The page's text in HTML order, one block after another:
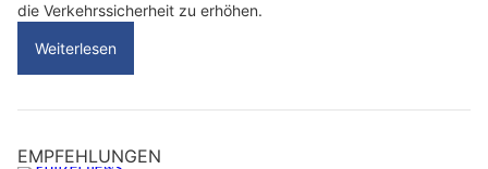
die Verkehrssicherheit zu erhöhen.
Weiterlesen
EMPFEHLUNGEN